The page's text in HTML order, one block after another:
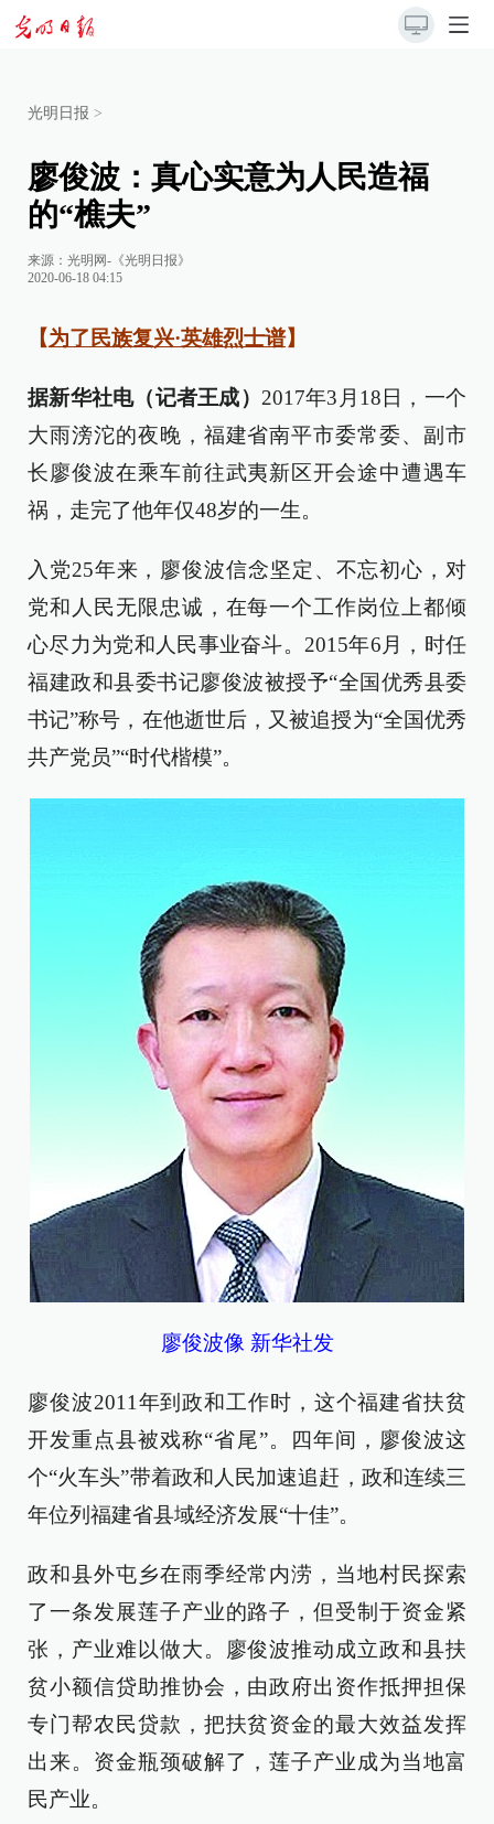
光明日报 >
廖俊波：真心实意为人民造福
的“樵夫”
来源： 光明网-《光明日报》
2020-06-18 04:15
【为了民族复兴·英雄烈士谱】
据新华社电（记者王成） 2017年3月18日，一个
大雨滂沱的夜晚，福建省南平市委常委、副市
长廖俊波在乘车前往武夷新区开会途中遭遇车
祸，走完了他年仅48岁的一生。
入党25年来，廖俊波信念坚定、不忘初心，对
党和人民无限忠诚，在每一个工作岗位上都倾
心尽力为党和人民事业奋斗。2015年6月，时任
福建政和县委书记廖俊波被授予“全国优秀县委
书记”称号，在他逝世后，又被追授为“全国优秀
共产党员”“时代楷模”。
廖俊波像 新华社发
廖俊波2011年到政和工作时，这个福建省扶贫
开发重点县被戏称“省尾”。四年间，廖俊波这
个“火车头”带着政和人民加速追赶，政和连续三
年位列福建省县域经济发展“十佳”。
政和县外屯乡在雨季经常内涝，当地村民探索
了一条发展莲子产业的路子，但受制于资金紧
张，产业难以做大。廖俊波推动成立政和县扶
贫小额信贷助推协会，由政府出资作抵押担保
专门帮农民贷款，把扶贫资金的最大效益发挥
出来。资金瓶颈破解了，莲子产业成为当地富
民产业。